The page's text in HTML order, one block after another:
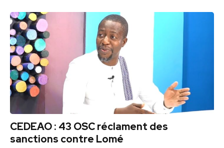
CEDEAO : 43 OSC réclament des
sanctions contre Lomé